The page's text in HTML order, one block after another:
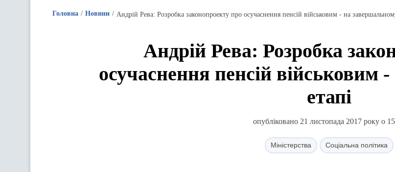
Головна Новини Андрій Рева: Розробка законопроекту про осучаснення пенсій військовим - на
Андрій Рева: Розробка
осучаснення пенсій військовим
етапі
опубліковано 21 листопада 2017 року о
Міністерства Соціальна політика